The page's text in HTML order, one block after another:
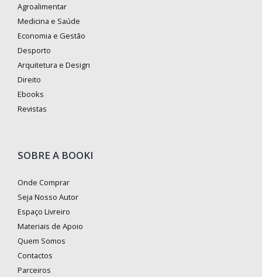
Agroalimentar
Medicina e Saúde
Economia e Gestão
Desporto
Arquitetura e Design
Direito
Ebooks
Revistas
SOBRE A BOOKI
Onde Comprar
Seja Nosso Autor
Espaço Livreiro
Materiais de Apoio
Quem Somos
Contactos
Parceiros